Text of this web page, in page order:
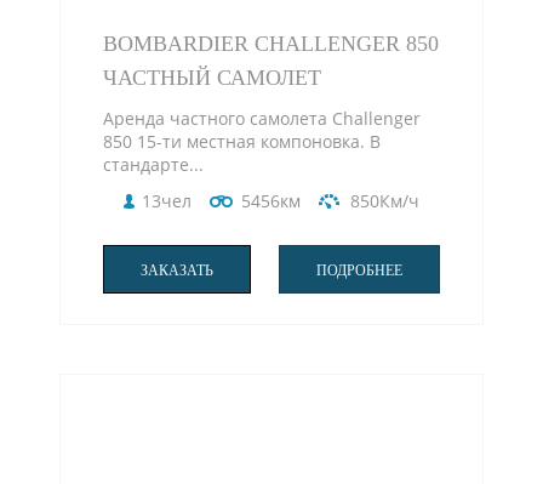
BOMBARDIER CHALLENGER 850
ЧАСТНЫЙ САМОЛЕТ
Аренда частного самолета Challenger
850 15-ти местная компоновка. В
стандарте...
13чел
5456км 850Км/ч
ЗАКАЗАТЬ ПОДРОБНЕЕ